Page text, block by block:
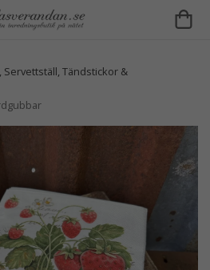
Servettställ, Tändstickor &